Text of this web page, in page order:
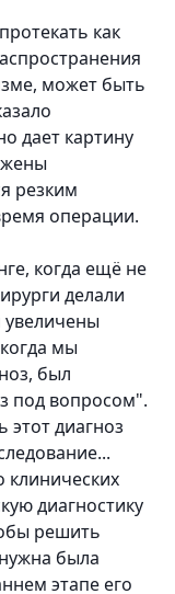
как
может быть
дает картину
резким
операции.
когда ещё не
делали
увеличены
мы
был
под вопросом".
этот диагноз
диагностику
решить
была
этапе его